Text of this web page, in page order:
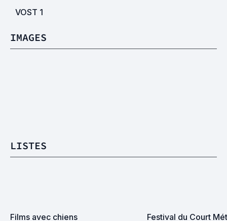
VOST 1
IMAGES
LISTES
Films avec chiens
Festival du Court